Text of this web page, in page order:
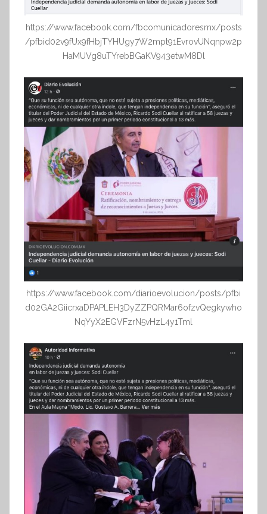
https://www.facebook.com/fbcomunicadoresmx/posts
/pfbid02v9fUx9fHbjTYHUgy7W2mpt91EvrovUNqnpw2p
HaMUVg8uTYrebBGaKV943etwM8Dl
https://www.facebook.com/diarioevolucion/posts/pfbi
d02GA2GiicrxaDPAPLEH3DyZZPQRMar6ofzvQegkywho
NqYyX2EGVFzrN5vHzL4y1Tml